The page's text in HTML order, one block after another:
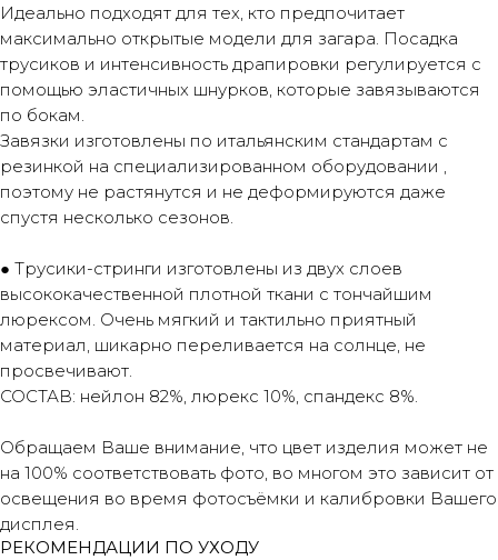
Идеально подходят для тех, кто предпочитает
максимально открытые модели для загара. Посадка
трусиков и интенсивность драпировки регулируется с
помощью эластичных шнурков, которые завязываются
по бокам.
Завязки изготовлены по итальянским стандартам с
резинкой на специализированном оборудовании ,
поэтому не растянутся и не деформируются даже
спустя несколько сезонов.
● Трусики-стринги изготовлены из двух слоев
высококачественной плотной ткани с тончайшим
люрексом. Очень мягкий и тактильно приятный
материал, шикарно переливается на солнце, не
просвечивают.
СОСТАВ: нейлон 82%, люрекс 10%, спандекс 8%.
Обращаем Ваше внимание, что цвет изделия может не
на 100% соответствовать фото, во многом это зависит от
освещения во время фотосъёмки и калибровки Вашего
дисплея.
РЕКОМЕНДАЦИИ ПО УХОДУ